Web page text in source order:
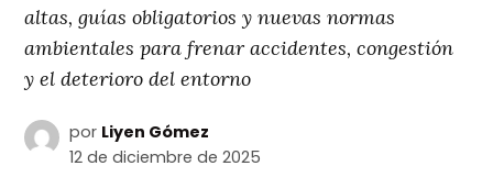
altas, guías obligatorios y nuevas normas
ambientales para frenar accidentes, congestión
y el deterioro del entorno
por Liyen Gómez
12 de diciembre de 2025